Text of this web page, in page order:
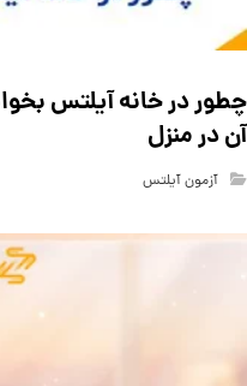
چطور در خانه آیلتس
آن در منزل
آزمون آیلتس